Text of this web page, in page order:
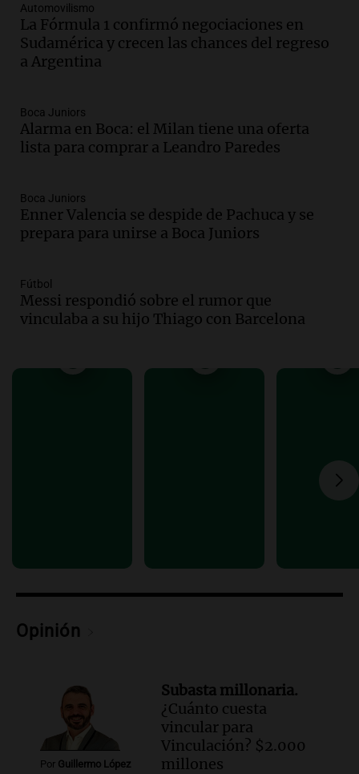
Audio.Gabriela Irrazábal: “Un 35,5% de
la población del país fue a templos a
buscar ayuda el último año”
La Argentina, hoy
Audio.
sobre la muerte del kitesurfista en
Santa Fe.
Audio.
José Roccuzzo, cortes de carne y
compras de Antonella: bromas en
Rosario.
Audio.José Roccuzzo, cortes de carne y
compras de Antonella: bromas en
Episodios
Automovilismo
La Fórmula 1 confirmó negociaciones en
Sudamérica y crecen las chances del regreso
a Argentina
Boca Juniors
Alarma en Boca: el Milan tiene una oferta
lista para comprar a Leandro Paredes
Boca Juniors
Enner Valencia se despide de Pachuca y se
prepara para unirse a Boca Juniors
Fútbol
Messi respondió sobre el rumor que
vinculaba a su hijo Thiago con Barcelona
Opinión
Por Guillermo López
Subasta millonaria.
¿Cuánto cuesta
vincular para
Vinculación? $2.000
millones